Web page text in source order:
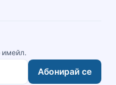
имейл.
Абонирай се